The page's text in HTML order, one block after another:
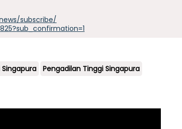
subscribe/
Singapura Pengadilan Tinggi Singapura